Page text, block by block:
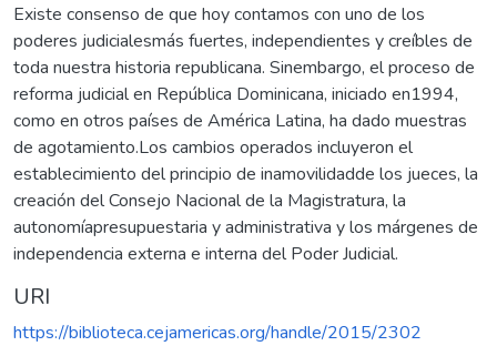
Existe consenso de que hoy contamos con uno de los
poderes judicialesmás fuertes, independientes y creíbles de
toda nuestra historia republicana. Sinembargo, el proceso de
reforma judicial en República Dominicana, iniciado en1994,
como en otros países de América Latina, ha dado muestras
de agotamiento.Los cambios operados incluyeron el
establecimiento del principio de inamovilidadde los jueces, la
creación del Consejo Nacional de la Magistratura, la
autonomíapresupuestaria y administrativa y los márgenes de
independencia externa e interna del Poder Judicial.
URI
https://biblioteca.cejamericas.org/handle/2015/2302